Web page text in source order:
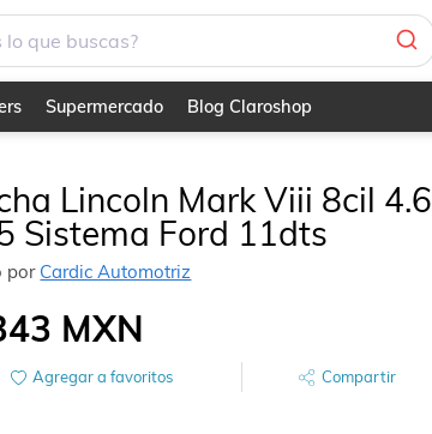
Supermercado Blog Claroshop
Lincoln Mark Viii 8cil 4.6
Sistema Ford 11dts
por Cardic Automotriz
MXN
Agregar a favoritos Compartir